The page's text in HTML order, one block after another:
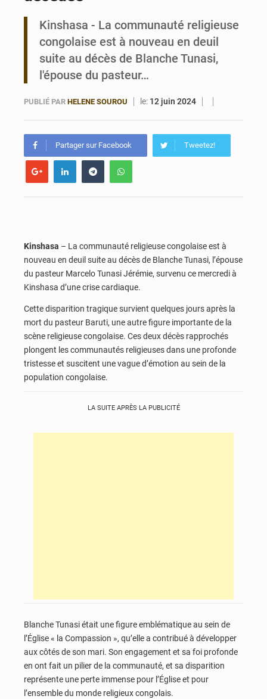
Bénin : 14,5 milliards de dollars pour faire de la CDN 3.0 un bouclier économique
Kinshasa - La communauté religieuse
congolaise est à nouveau en deuil
suite au décès de Blanche Tunasi,
l'épouse du pasteur…
PUBLIÉ PAR HELENE SOUROU le: 12 juin 2024
Partager sur Facebook Tweetez!
Kinshasa – La communauté religieuse congolaise est à
nouveau en deuil suite au décès de Blanche Tunasi, l’épouse
du pasteur Marcelo Tunasi Jérémie, survenu ce mercredi à
Kinshasa d’une crise cardiaque.
Cette disparition tragique survient quelques jours après la
mort du pasteur Baruti, une autre figure importante de la
scène religieuse congolaise. Ces deux décès rapprochés
plongent les communautés religieuses dans une profonde
tristesse et suscitent une vague d’émotion au sein de la
population congolaise.
LA SUITE APRÈS LA PUBLICITÉ
Blanche Tunasi était une figure emblématique au sein de
l’Église « la Compassion », qu’elle a contribué à développer
aux côtés de son mari. Son engagement et sa foi profonde
en ont fait un pilier de la communauté, et sa disparition
représente une perte immense pour l’Église et pour
l’ensemble du monde religieux congolais.